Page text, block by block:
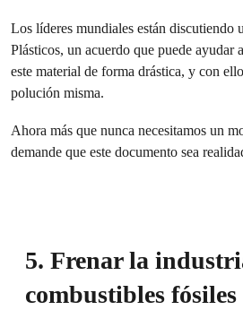
Los líderes mundiales están discutiendo
Plásticos, un acuerdo que puede ayudar
este material de forma drástica, y con
polución misma.
Ahora más que nunca necesitamos un
demande que este documento sea
5. Frenar la
combustibles fósiles